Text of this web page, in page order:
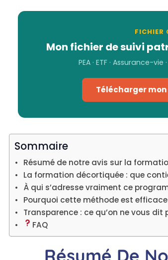
FICHIER
Mon fichier de suivi
PEA · ETF · Assurance-vie
Télécharger
Sommaire
Résumé de notre avis sur la
La formation décortiquée : que
À qui s’adresse vraiment ce
Pourquoi cette méthode est
Transparence : ce qu’on ne vous dit
FAQ
Résumé De